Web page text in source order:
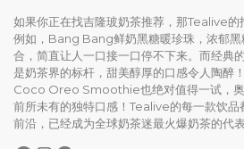
如果你正在找吉隆玻奶茶推荐，那Tealive的
例如，Bang Bang鲜奶黑糖暖珍珠，浓郁黑
合，简直让人一口接一口停不下来。而经
是奶茶界的标杆，甜美醇厚的口感令人陶醉
Coco Oreo Smoothie也绝对值得一试，奥
前所未有的独特口感！Tealive的每一款饮品
前沿，已经成为全球奶茶迷最火爆奶茶的代表